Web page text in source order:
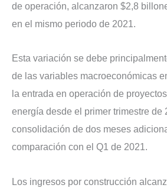
de operación, alcanzaron $2,8
en el mismo periodo de 2021.
Esta variación se debe
de las variables macroeconómicas
la entrada en operación de
energía desde el primer trimestre de
consolidación de dos meses
comparación con el Q1 de 2021.
Los ingresos por construcción